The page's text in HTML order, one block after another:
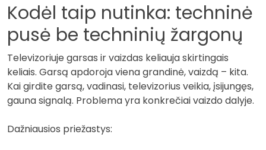
Kodėl taip nutinka: techninė
pusė be techninių žargonų
Televizoriuje garsas ir vaizdas keliauja skirtingais
keliais. Garsą apdoroja viena grandinė, vaizdą – kita.
Kai girdite garsą, vadinasi, televizorius veikia, įsijungęs,
gauna signalą. Problema yra konkrečiai vaizdo dalyje.
Dažniausios priežastys: